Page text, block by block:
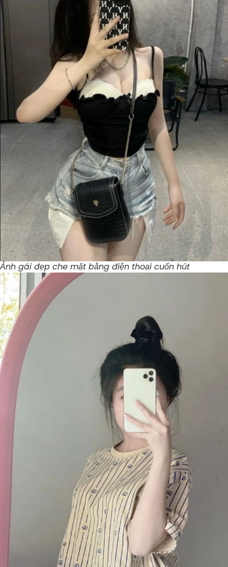
Ảnh gái đẹp che mặt bằng điện thoại cuốn hút